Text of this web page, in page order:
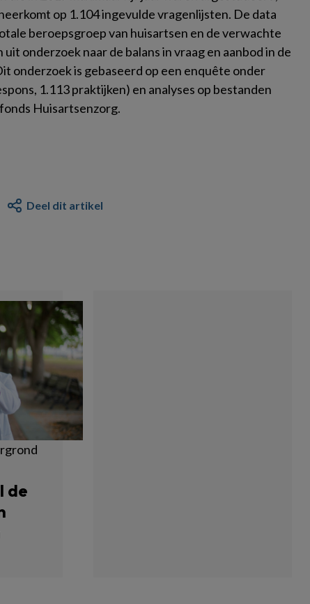
op 1.104 ingevulde vragenlijsten. De data
beroepsgroep van huisartsen en de verwachte
onderzoek naar de balans in vraag en aanbod in de
onderzoek is gebaseerd op een enquête onder
1.113 praktijken) en analyses op bestanden
Huisartsenzorg.
Deel dit artikel
de